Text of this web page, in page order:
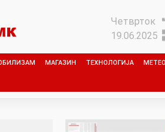
Четврток
19.06.2025
МАГАЗИН ТЕХНОЛОГИЈА МЕТЕО